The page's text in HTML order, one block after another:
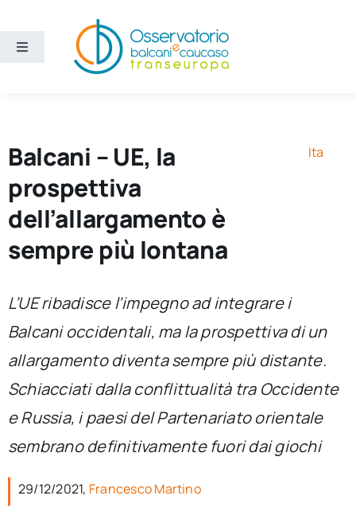
contenuto
Toggle
Ricerca e divulgazione
Sezioni
Chi siamo
per:
Newsletter
Balcani – UE, la
prospettiva
dell’allargamento è
sempre più lontana
Ita
L’UE ribadisce l’impegno ad integrare i
Balcani occidentali, ma la prospettiva di un
allargamento diventa sempre più distante.
Schiacciati dalla conflittualità tra Occidente
e Russia, i paesi del Partenariato orientale
sembrano definitivamente fuori dai giochi
29/12/2021, Francesco Martino